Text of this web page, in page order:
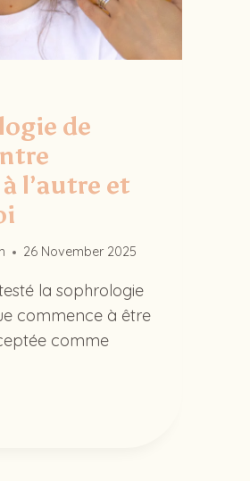
de
l’autre et
26 November 2025
la sophrologie
commence à être
comme